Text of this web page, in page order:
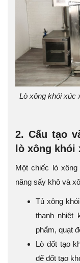
Lò xông khói xúc
2. Cấu tạo
lò xông khói
Một chiếc lò
năng sấy khô và
Tủ xông
thanh nhiệt
phẩm, quạt
Lò đốt tạo
để đốt tạo